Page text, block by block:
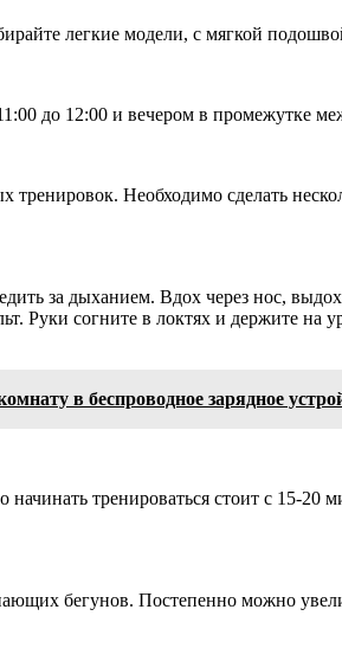
легкие модели, с мягкой
до 12:00 и вечером в промежутке
Необходимо сделать
за дыханием. Вдох через нос,
Руки согните в локтях и держите
в беспроводное зарядное
тренироваться стоит с 15-
бегунов. Постепенно можно